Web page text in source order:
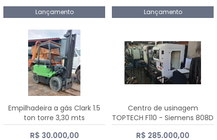
Lançamento Lançamento
Empilhadeira a gás Clark 1.5
ton torre 3,30 mts
R$ 30.000,00
Centro de usinagem
TOPTECH F110 - Siemens 808D
Advanced
R$ 285.000,00